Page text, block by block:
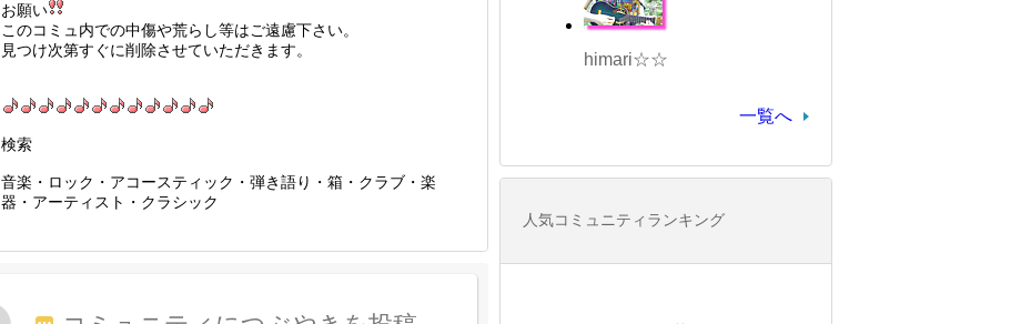
お願い
このコミュ内での中傷や荒らし等はご遠慮下さい。
見つけ次第すぐに削除させていただきます。
検索
音楽・ロック・アコースティック・弾き語り・箱・クラブ・楽
器・アーティスト・クラシック
himari☆☆
一覧へ
人気コミュニティランキング